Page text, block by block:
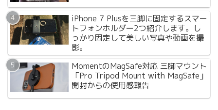
iPhone 7 Plusを三脚に固定するスマー
トフォンホルダー2つ紹介します。し
っかり固定して美しい写真や動画を撮
影。
MomentのMagSafe対応 三脚マウント
「Pro Tripod Mount with MagSafe」
開封からの使用感報告